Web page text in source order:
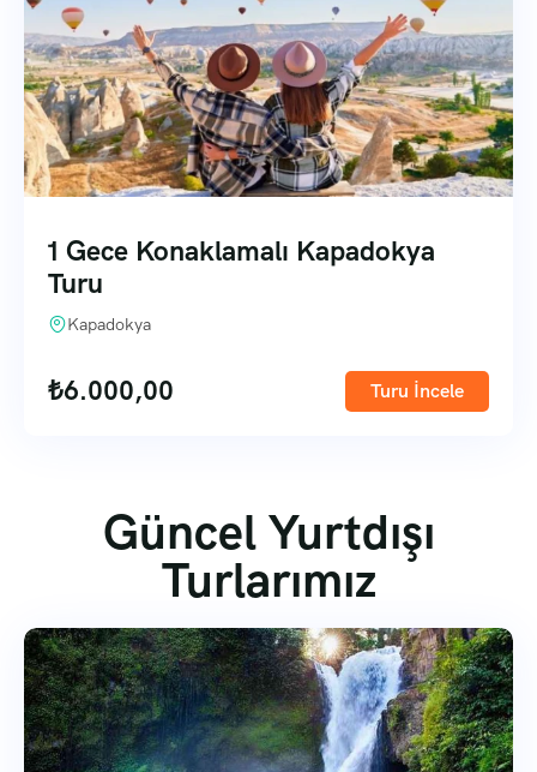
1 Gece Konaklamalı Kapadokya
Turu
Kapadokya
₺6.000,00 Turu İncele
Güncel Yurtdışı
Turlarımız